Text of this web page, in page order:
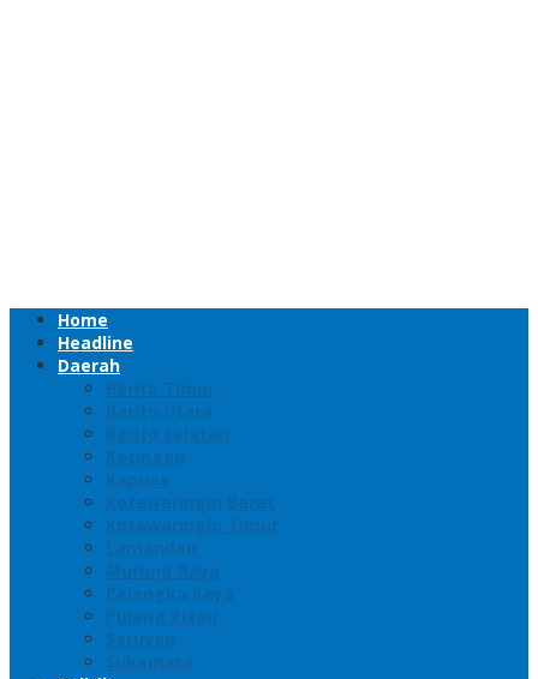
Home
Headline
Daerah
Barito Timur
Barito Utara
Barito Selatan
Katingan
Kapuas
Kotawaringin Barat
Kotawaringin Timur
Lamandau
Murung Raya
Palangka Raya
Pulang Pisau
Seruyan
Sukamara